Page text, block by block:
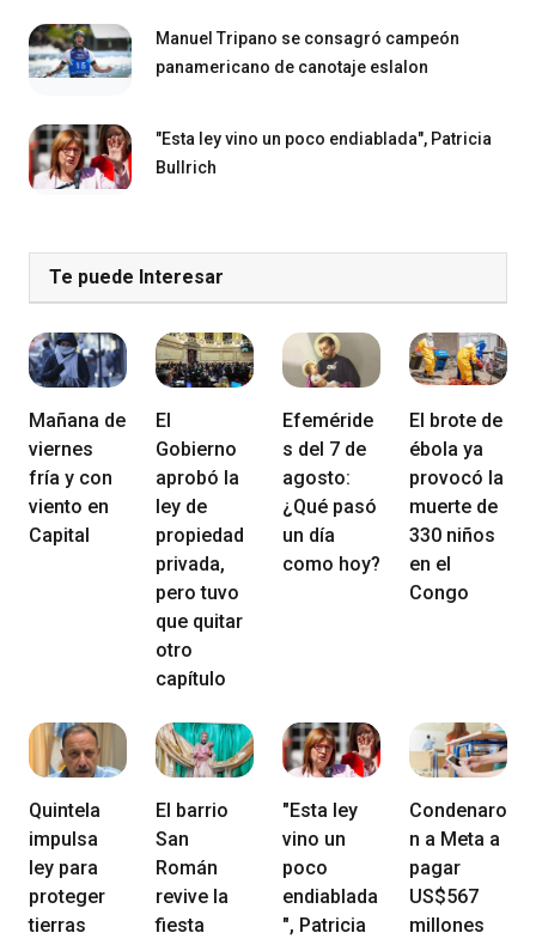
Manuel Tripano se consagró campeón
panamericano de canotaje eslalon
"Esta ley vino un poco endiablada", Patricia
Bullrich
Te puede Interesar
Mañana de
viernes
fría y con
viento en
Capital
El
Gobierno
aprobó la
ley de
propiedad
privada,
pero tuvo
que quitar
otro
capítulo
Efeméride
s del 7 de
agosto:
¿Qué pasó
un día
como hoy?
El brote de
ébola ya
provocó la
muerte de
330 niños
en el
Congo
Quintela
impulsa
ley para
proteger
tierras
El barrio
San
Román
revive la
fiesta
"Esta ley
vino un
poco
endiablada
", Patricia
Condenaro
n a Meta a
pagar
US$567
millones